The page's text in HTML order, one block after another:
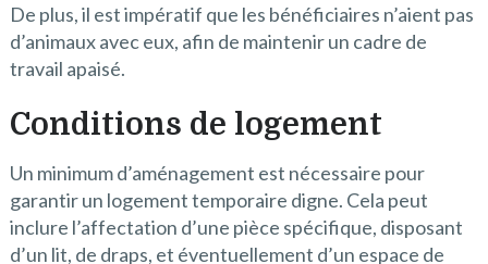
De plus, il est impératif que les bénéficiaires n’aient pas
d’animaux avec eux, afin de maintenir un cadre de
travail apaisé.
Conditions de logement
Un minimum d’aménagement est nécessaire pour
garantir un logement temporaire digne. Cela peut
inclure l’affectation d’une pièce spécifique, disposant
d’un lit, de draps, et éventuellement d’un espace de